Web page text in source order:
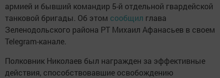
армией и бывший командир 5-й отдельной гвардейской
танковой бригады. Об этом сообщил глава
Зеленодольского района РТ Михаил Афанасьев в своем
Telegram-канале.
Полковник Николаев был награжден за эффективные
действия, способствовавшие освобождению